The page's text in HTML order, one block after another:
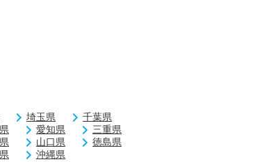
埼玉県
千葉県
愛知県
三重県
山口県
徳島県
沖縄県